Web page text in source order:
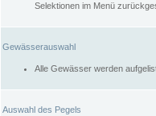
Selektionen im Menü
Gewässerauswahl
Alle Gewässer werden
Auswahl des Pegels